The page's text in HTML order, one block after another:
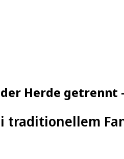
Herde getrennt
traditionellem